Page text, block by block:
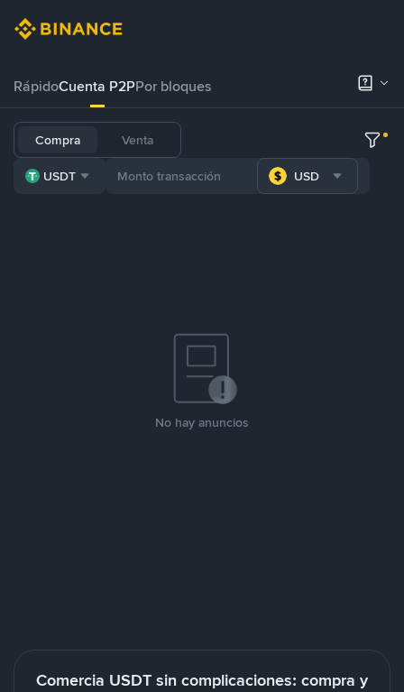
RápidoCuenta P2PPor bloques
Compra Venta
USDT USD
No hay anuncios
Comercia USDT sin complicaciones: compra y